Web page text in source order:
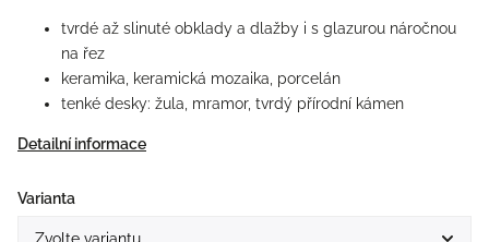
tvrdé až slinuté obklady a dlažby i s glazurou náročnou
na řez
keramika, keramická mozaika, porcelán
tenké desky: žula, mramor, tvrdý přírodní kámen
Detailní informace
Varianta